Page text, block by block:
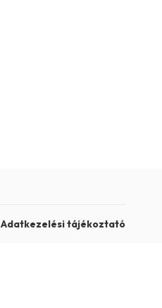
Adatkezelési tájékoztató